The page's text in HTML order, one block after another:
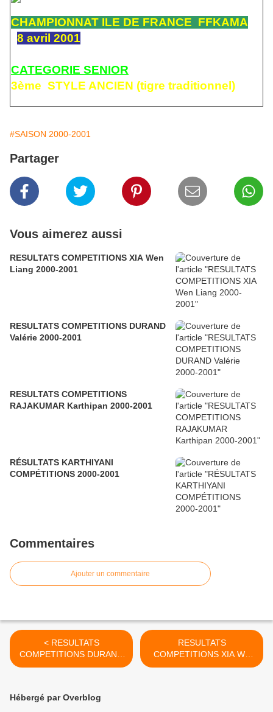
CHAMPIONNAT ILE DE FRANCE FFKAMA
8 avril 2001
CATEGORIE SENIOR
3ème STYLE ANCIEN (tigre traditionnel)
#SAISON 2000-2001
Partager
Vous aimerez aussi
RESULTATS COMPETITIONS XIA Wen
Liang 2000-2001
RESULTATS COMPETITIONS DURAND
Valérie 2000-2001
RESULTATS COMPETITIONS
RAJAKUMAR Karthipan 2000-2001
RÉSULTATS KARTHIYANI
COMPÉTITIONS 2000-2001
Commentaires
Ajouter un commentaire
< RESULTATS
COMPETITIONS DURAND
Valérie 2005-2006
RESULTATS
COMPETITIONS XIA Wu
Liang 2003-2004 >
Hébergé par Overblog